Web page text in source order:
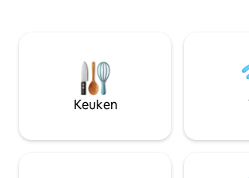
Twee aparte slaapkamers, met mooie
tweepersoonsbedden. Een grote
eettafel in de eetkamer, met een
geweldig avondlicht over de
gemakkelijk te hanteren keuken. Een
Keuken